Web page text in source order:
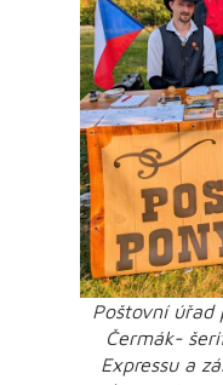
Poštovní úřad
Čermák-
Expressu a